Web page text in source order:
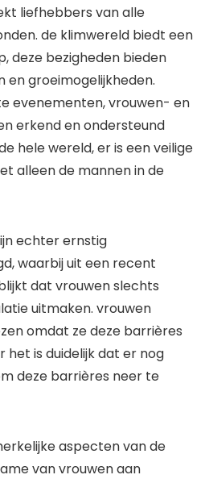
liefhebbers van alle
de klimwereld biedt een
deze bezigheden bieden
en groeimogelijkheden.
evenementen, vrouwen- en
erkend en ondersteund
hele wereld, er is een veilige
alleen de mannen in de
echter ernstig
waarbij uit een recent
dat vrouwen slechts
uitmaken. vrouwen
omdat ze deze barrières
is duidelijk dat er nog
deze barrières neer te
aspecten van de
van vrouwen aan